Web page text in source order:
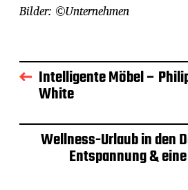
Bilder: ©Unternehmen
Intelligente Möbel –
White
Wellness-Urlaub in den
Entspannung &